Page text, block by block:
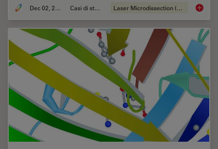
Dec 02, 2024 Casi di studio Laser Microdissection (LMD) Deep